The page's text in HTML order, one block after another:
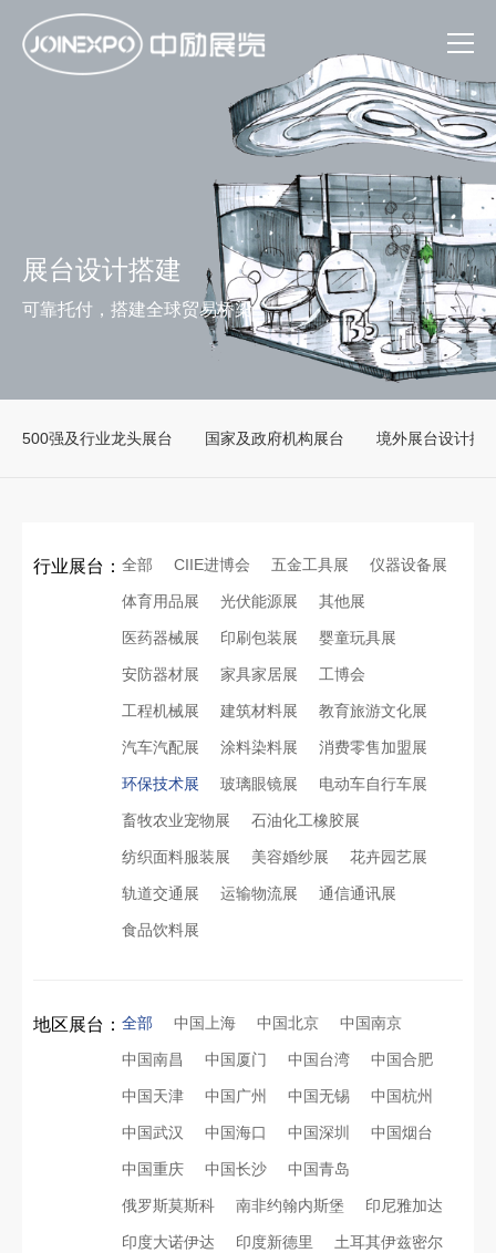
展台设计搭建
可靠托付，搭建全球贸易桥梁
500强及行业龙头展台 国家及政府机构展台 境外展台设计搭
行业展台： 全部 CIIE进博会 五金工具展 仪器设备展
体育用品展 光伏能源展 其他展
医药器械展 印刷包装展 婴童玩具展
安防器材展 家具家居展 工博会
工程机械展 建筑材料展 教育旅游文化展
汽车汽配展 涂料染料展 消费零售加盟展
环保技术展 玻璃眼镜展 电动车自行车展
畜牧农业宠物展 石油化工橡胶展
纺织面料服装展 美容婚纱展 花卉园艺展
轨道交通展 运输物流展 通信通讯展
食品饮料展
地区展台： 全部 中国上海 中国北京 中国南京
中国南昌 中国厦门 中国台湾 中国合肥
中国天津 中国广州 中国无锡 中国杭州
中国武汉 中国海口 中国深圳 中国烟台
中国重庆 中国长沙 中国青岛
俄罗斯莫斯科 南非约翰内斯堡 印尼雅加达
印度大诺伊达 印度新德里 土耳其伊兹密尔